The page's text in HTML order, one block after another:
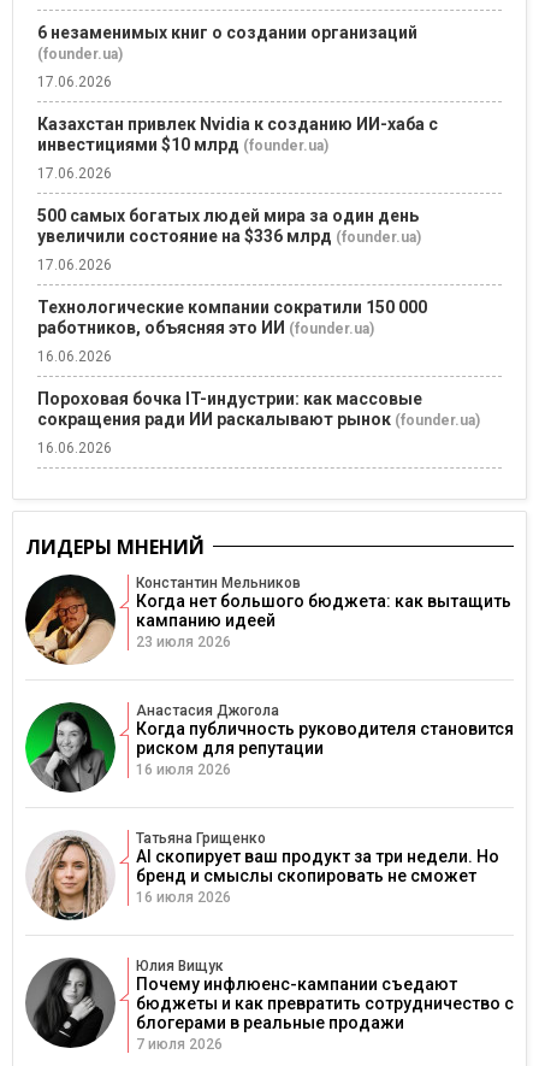
6 незаменимых книг о создании организаций
(founder.ua)
17.06.2026
Казахстан привлек Nvidia к созданию ИИ-хаба с
инвестициями $10 млрд (founder.ua)
17.06.2026
500 самых богатых людей мира за один день
увеличили состояние на $336 млрд (founder.ua)
17.06.2026
Технологические компании сократили 150 000
работников, объясняя это ИИ (founder.ua)
16.06.2026
Пороховая бочка IT-индустрии: как массовые
сокращения ради ИИ раскалывают рынок (founder.ua)
16.06.2026
ЛИДЕРЫ МНЕНИЙ
Константин Мельников
Когда нет большого бюджета: как вытащить
кампанию идеей
23 июля 2026
Анастасия Джогола
Когда публичность руководителя становится
риском для репутации
16 июля 2026
Татьяна Грищенко
AI скопирует ваш продукт за три недели. Но
бренд и смыслы скопировать не сможет
16 июля 2026
Юлия Вищук
Почему инфлюенс-кампании съедают
бюджеты и как превратить сотрудничество с
блогерами в реальные продажи
7 июля 2026